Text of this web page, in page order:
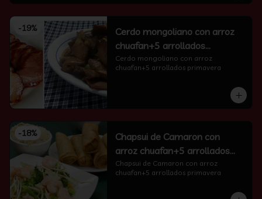
-19%
Cerdo mongoliano con arroz
chuafan+5 arrollados
primavera
Cerdo mongoliano con arroz
chuafan+5 arrollados primavera
-18%
Chapsui de Camaron con
arroz chuafan+5 arrollados
primavera
Chapsui de Camaron con arroz
chuafan+5 arrollados primavera